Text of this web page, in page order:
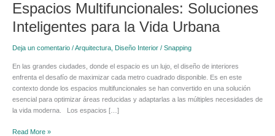
Espacios Multifuncionales: Soluciones
Inteligentes para la Vida Urbana
Deja un comentario /Arquitectura Diseño Interior / Snapping
En las grandes ciudades, donde el espacio es un lujo, el diseño de interiores
enfrenta el desafío de maximizar cada metro cuadrado disponible. Es en este
contexto donde los espacios multifuncionales se han convertido en una solución
esencial para optimizar áreas reducidas y adaptarlas a las múltiples necesidades de
la vida moderna. Los espacios […]
Soluciones
Inteligentes
para
Vida
Read More »